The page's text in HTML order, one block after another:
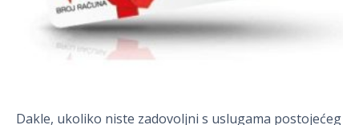
Dakle, ukoliko niste zadovoljni s uslugama postojećeg